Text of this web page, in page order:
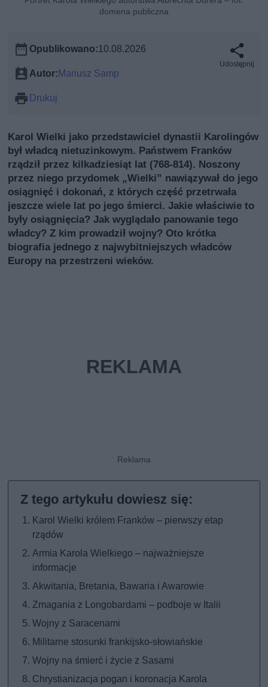
domena publiczna
Opublikowano:10.08.2026
Autor: Mariusz Samp
Drukuj
Udostępnij
Karol Wielki jako przedstawiciel dynastii Karolingów
był władcą nietuzinkowym. Państwem Franków
rządził przez kilkadziesiąt lat (768-814). Noszony
przez niego przydomek „Wielki” nawiązywał do jego
osiągnięć i dokonań, z których część przetrwała
jeszcze wiele lat po jego śmierci. Jakie właściwie to
były osiągnięcia? Jak wyglądało panowanie tego
władcy? Z kim prowadził wojny? Oto krótka
biografia jednego z najwybitniejszych władców
Europy na przestrzeni wieków.
Karol Wielki królem Franków – pierwszy etap
rządów
Armia Karola Wielkiego – najważniejsze
informacje
Akwitania, Bretania, Bawaria i Awarowie
Zmagania z Longobardami – podboje w Italii
Wojny z Saracenami
Militarne stosunki frankijsko-słowiańskie
Wojny na śmierć i życie z Sasami
Chrystianizacja pogan i koronacja Karola